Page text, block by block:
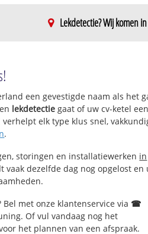
Lekdetectie? Wij komen
een gevestigde naam als het
lekdetectie gaat of uw cv-ketel een
elk type klus snel,
.
storingen en installatiewerken in
vaak dezelfde dag nog opgelost en
met onze klantenservice via ☎
Of vul vandaag nog het
het plannen van een afspraak.